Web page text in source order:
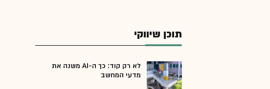
תוכן שיווקי
לא רק קוד: כך ה-AI משנה את
מדעי המחשב